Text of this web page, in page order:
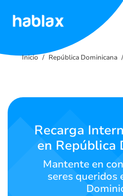
Tarifas
Contáctanos
Español
Inicio República Dominicana
Recarga
en República
Mantente en
seres queridos